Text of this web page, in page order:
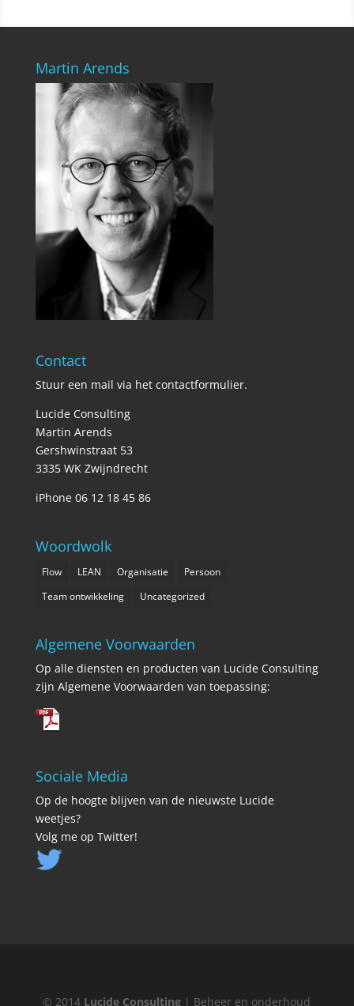
Martin Arends
Contact
Stuur een mail via het contactformulier.
Lucide Consulting
Martin Arends
Gershwinstraat 53
3335 WK Zwijndrecht
iPhone 06 12 18 45 86
Woordwolk
Flow LEAN Organisatie
Persoon
Team ontwikkeling
Uncategorized
Algemene Voorwaarden
Op alle diensten en producten van Lucide Consulting
zijn Algemene Voorwaarden van toepassing:
Sociale Media
Op de hoogte blijven van de nieuwste Lucide
weetjes?
Volg me op Twitter!
© 2014 Lucide Consulting | Beheer en onderhoud